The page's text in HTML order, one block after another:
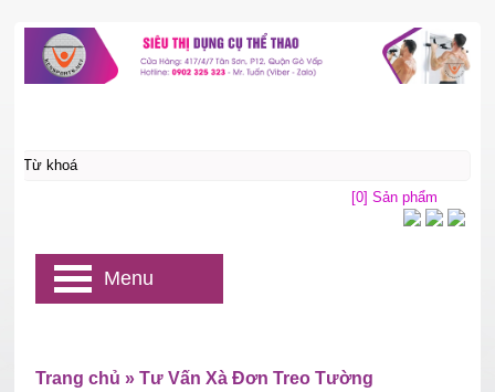
Trang chủ » Tư Vấn Xà Đơn Treo Tường
[0] Sản phẩm
Menu